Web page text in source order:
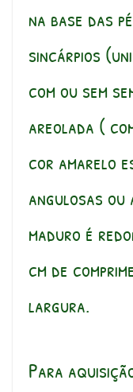
na base das
sincárpios
com ou sem
areolada (
cor amarelo
angulosas
maduro é
cm de
largura.
Para